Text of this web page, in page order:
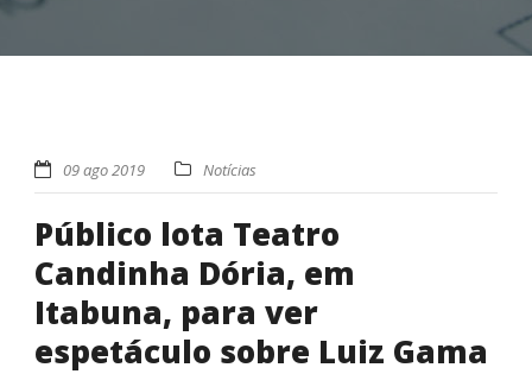
09 ago 2019 Notícias
Público lota Teatro
Candinha Dória, em
Itabuna, para ver
espetáculo sobre Luiz Gama